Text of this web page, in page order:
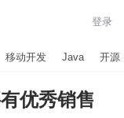
登录
移动开发 Java 开源
优秀销售